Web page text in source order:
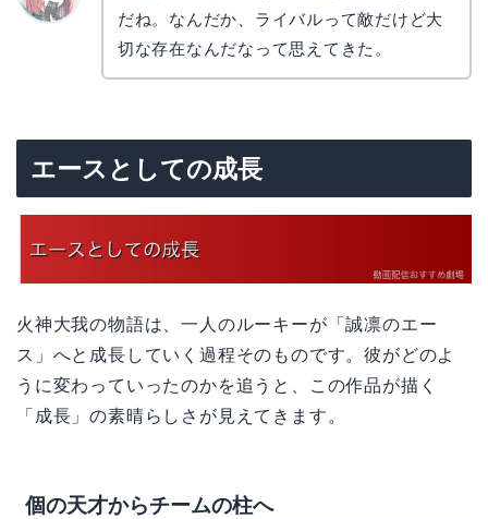
だね。なんだか、ライバルって敵だけど大
切な存在なんだなって思えてきた。
エースとしての成長
火神大我の物語は、一人のルーキーが「誠凛のエー
ス」へと成長していく過程そのものです。彼がどのよ
うに変わっていったのかを追うと、この作品が描く
「成長」の素晴らしさが見えてきます。
個の天才からチームの柱へ